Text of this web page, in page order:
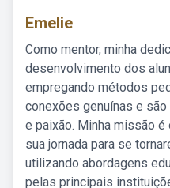
Emelie
Como mentor, minha
desenvolvimento dos
empregando métodos
conexões genuínas e
e paixão. Minha missão
sua jornada para se
utilizando abordagens
pelas principais